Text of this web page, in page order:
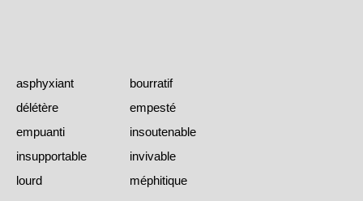
asphyxiant
bourratif
délétère
empesté
empuanti
insoutenable
insupportable
invivable
lourd
méphitique